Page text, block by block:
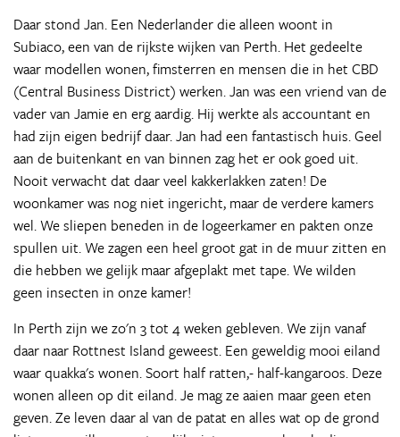
Daar stond Jan. Een Nederlander die alleen woont in
Subiaco, een van de rijkste wijken van Perth. Het gedeelte
waar modellen wonen, fimsterren en mensen die in het CBD
(Central Business District) werken. Jan was een vriend van de
vader van Jamie en erg aardig. Hij werkte als accountant en
had zijn eigen bedrijf daar. Jan had een fantastisch huis. Geel
aan de buitenkant en van binnen zag het er ook goed uit.
Nooit verwacht dat daar veel kakkerlakken zaten! De
woonkamer was nog niet ingericht, maar de verdere kamers
wel. We sliepen beneden in de logeerkamer en pakten onze
spullen uit. We zagen een heel groot gat in de muur zitten en
die hebben we gelijk maar afgeplakt met tape. We wilden
geen insecten in onze kamer!
In Perth zijn we zo'n 3 tot 4 weken gebleven. We zijn vanaf
daar naar Rottnest Island geweest. Een geweldig mooi eiland
waar quakka's wonen. Soort half ratten,- half-kangaroos. Deze
wonen alleen op dit eiland. Je mag ze aaien maar geen eten
geven. Ze leven daar al van de patat en alles wat op de grond